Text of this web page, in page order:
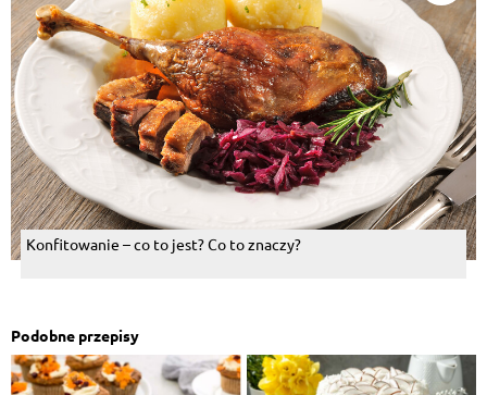
Konfitowanie – co to jest? Co to znaczy?
Podobne przepisy